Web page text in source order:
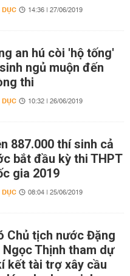
14:36 | 27/06/2019
an hú còi 'hộ tống'
ngủ muộn đến
thi
10:32 | 26/06/2019
887.000 thí sinh cả
bắt đầu kỳ thi THPT
gia 2019
08:04 | 25/06/2019
Chủ tịch nước Đặng
Ngọc Thịnh tham dự
kết tài trợ xây cầu